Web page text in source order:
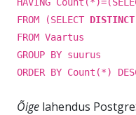
FROM (SELECT DISTINCT
FROM Vaartus
GROUP BY suurus
ORDER BY Count(*)
Õige lahendus